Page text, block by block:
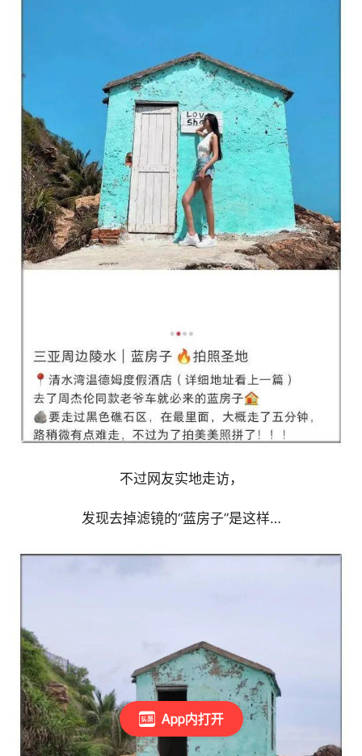
App内打开
不过网友实地走访，
发现去掉滤镜的“蓝房子”是这样…